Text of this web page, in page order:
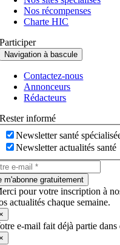
Nos récompenses
Charte HIC
Participer
Navigation à bascule
Contactez-nous
Annonceurs
Rédacteurs
Rester informé
Newsletter santé
Newsletter actualités santé
m'abonne gratuitement
pour votre inscription à
actualités chaque semaine.
e-mail fait déjà partie